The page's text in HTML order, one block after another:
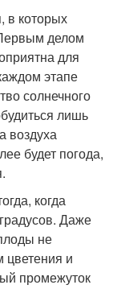
в которых
делом
для
этапе
солнечного
лишь
воздуха
будет погода,
когда
Даже
не
и
промежуток